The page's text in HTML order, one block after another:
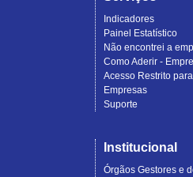
Indicadores
Painel Estatístico
Não encontrei a
Como Aderir -
Acesso Restrito
Empresas
Suporte
Institucional
Órgãos Gestores e